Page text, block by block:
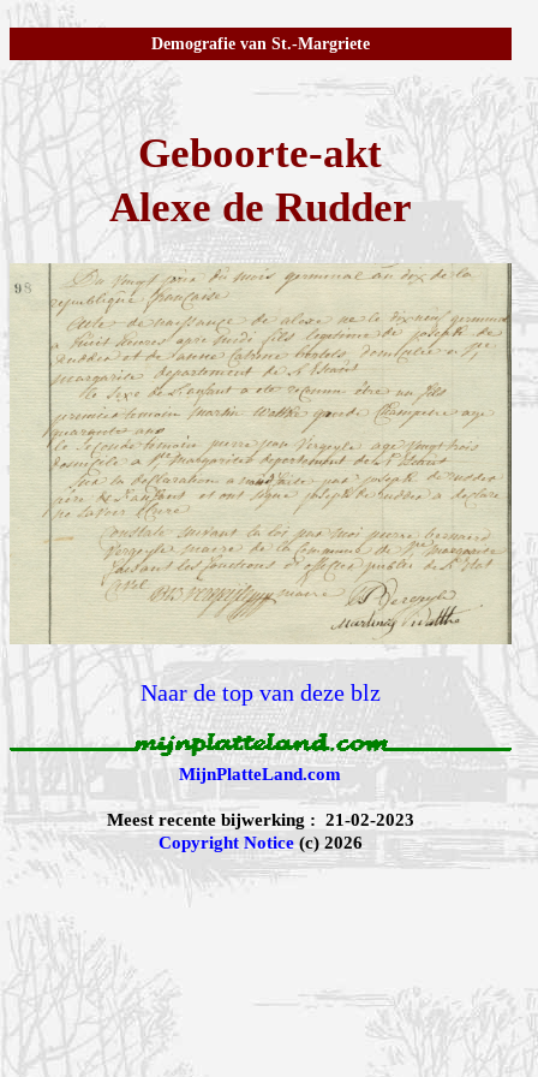
Demografie van St.-Margriete
Geboorte-akt
Alexe de Rudder
Naar de top van deze blz
MijnPlatteLand.com
Meest recente bijwerking : 21-02-2023
Copyright Notice(c) 2026